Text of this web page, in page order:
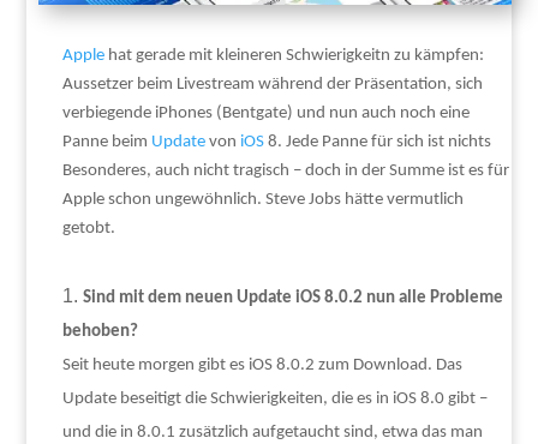
Apple hat gerade mit kleineren Schwierigkeitn zu kämpfen:
Aussetzer beim Livestream während der Präsentation, sich
verbiegende iPhones (Bentgate) und nun auch noch eine
Panne beim Update von iOS 8. Jede Panne für sich ist nichts
Besonderes, auch nicht tragisch – doch in der Summe ist es für
Apple schon ungewöhnlich. Steve Jobs hätte vermutlich
getobt.
Sind mit dem neuen Update iOS 8.0.2 nun alle Probleme
behoben?
Seit heute morgen gibt es iOS 8.0.2 zum Download. Das
Update beseitigt die Schwierigkeiten, die es in iOS 8.0 gibt –
und die in 8.0.1 zusätzlich aufgetaucht sind, etwa das man